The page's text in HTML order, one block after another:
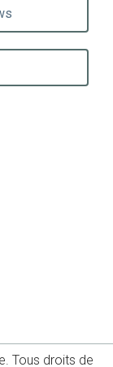
Tous droits de